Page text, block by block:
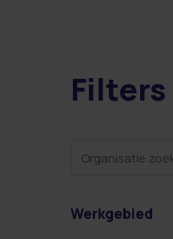
43 resultaten
Filters
Werkgebied